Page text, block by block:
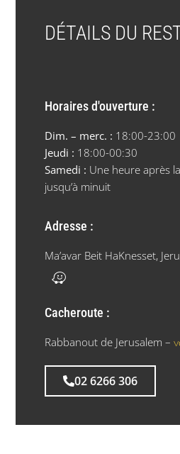
DÉTAILS DU
Horaires d'ouverture :
Dim. – merc. : 18:00-23:00
Jeudi : 18:00-00:30
Samedi : Une heure après
jusqu’à minuit
Adresse :
Ma’avar Beit HaKnesset,
Cacheroute :
Rabbanout de Jerusalem –
02 6266 306